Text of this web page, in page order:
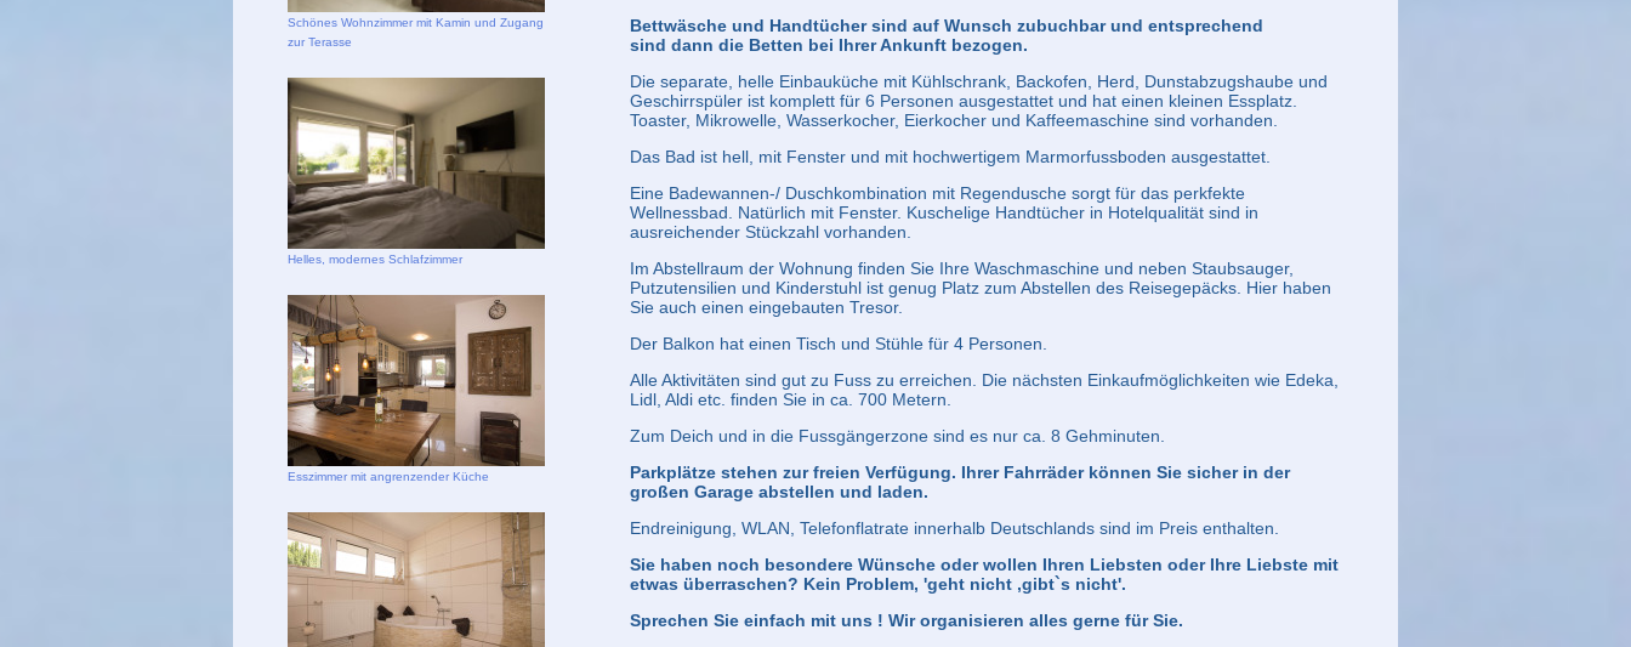
Bettwäsche und Handtücher sind auf Wunsch zubuchbar und entsprechend
sind dann die Betten bei Ihrer Ankunft bezogen.
Die separate, helle Einbauküche mit Kühlschrank, Backofen, Herd, Dunstabzugshaube und
Geschirrspüler ist komplett für 6 Personen ausgestattet und hat einen kleinen Essplatz.
Toaster, Mikrowelle, Wasserkocher, Eierkocher und Kaffeemaschine sind vorhanden.
Das Bad ist hell, mit Fenster und mit hochwertigem Marmorfussboden ausgestattet.
Eine Badewannen-/ Duschkombination mit Regendusche sorgt für das perkfekte
Wellnessbad. Natürlich mit Fenster. Kuschelige Handtücher in Hotelqualität sind in
ausreichender Stückzahl vorhanden.
Im Abstellraum der Wohnung finden Sie Ihre Waschmaschine und neben Staubsauger,
Putzutensilien und Kinderstuhl ist genug Platz zum Abstellen des Reisegepäcks. Hier haben
Sie auch einen eingebauten Tresor.
Der Balkon hat einen Tisch und Stühle für 4 Personen.
Alle Aktivitäten sind gut zu Fuss zu erreichen. Die nächsten Einkaufmöglichkeiten wie Edeka,
Lidl, Aldi etc. finden Sie in ca. 700 Metern.
Zum Deich und in die Fussgängerzone sind es nur ca. 8 Gehminuten.
Parkplätze stehen zur freien Verfügung. Ihrer Fahrräder können Sie sicher in der
großen Garage abstellen und laden.
Endreinigung, WLAN, Telefonflatrate innerhalb Deutschlands sind im Preis enthalten.
Sie haben noch besondere Wünsche oder wollen Ihren Liebsten oder Ihre Liebste mit
etwas überraschen? Kein Problem, 'geht nicht ,gibt`s nicht'.
Sprechen Sie einfach mit uns ! Wir organisieren alles gerne für Sie.
Schönes Wohnzimmer mit Kamin und Zugang
zur Terasse
Helles, modernes Schlafzimmer
Esszimmer mit angrenzender Küche